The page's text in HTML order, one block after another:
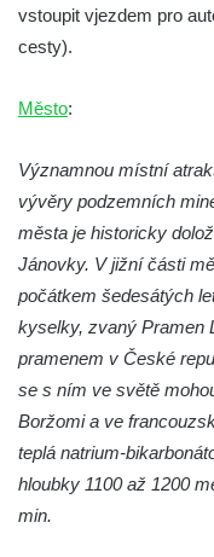
Studánka svatého
Polici nad Metují
Broumovských
Mariánský pramen II
Mariánský pramen
křižovatce ulic
Dubé
Mariánská
Studna v parku v
vstoupit vjezdem pro
cesty).
Město:
Významnou místní
vývěry podzemních
města je historicky
Jánovky. V jižní části
počátkem šedesátých
kyselky, zvaný Pramen
pramenem v České
se s ním ve světě
Boržomi a ve
teplá natrium-
hloubky 1100 až 1200
min.